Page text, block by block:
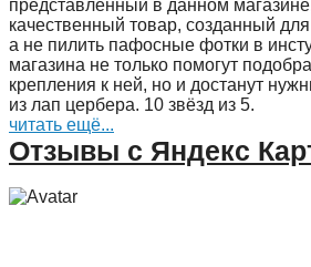
представленный в данном
качественный товар, созданный для
а не пилить пафосные фотки в
магазина не только помогут
крепления к ней, но и достанут
из лап цербера. 10 звёзд из 5.
читать ещё...
Отзывы с Яндекс